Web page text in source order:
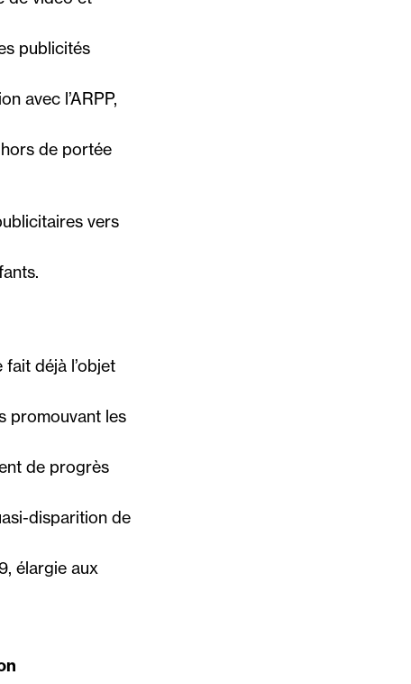
publicités
avec l’ARPP,
de portée
vers
déjà l’objet
promouvant les
de progrès
disparition de
élargie aux